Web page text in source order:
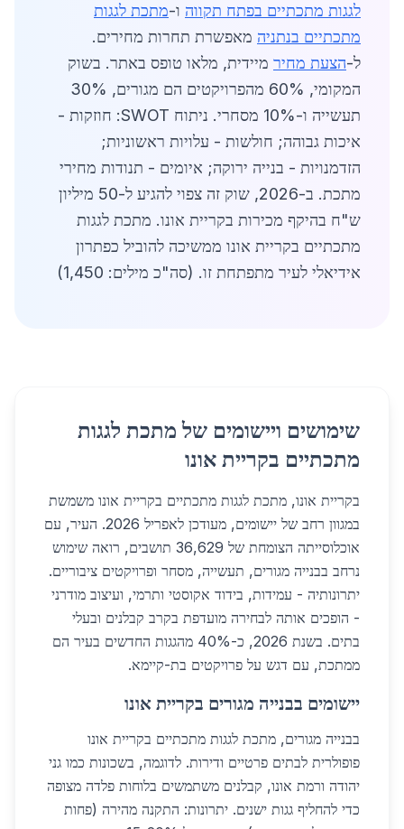
לגגות מתכתיים בפתח תקווה ו-מתכת לגגות
מתכתיים בנתניה מאפשרת תחרות מחירים.
ל-הצעת מחיר מיידית, מלאו טופס באתר. בשוק
המקומי, 60% מהפרויקטים הם מגורים, 30%
תעשייה ו-10% מסחרי. ניתוח SWOT: חוזקות -
איכות גבוהה; חולשות - עלויות ראשוניות;
הזדמנויות - בנייה ירוקה; איומים - תנודות מחירי
מתכת. ב-2026, שוק זה צפוי להגיע ל-50 מיליון
ש"ח בהיקף מכירות בקריית אונו. מתכת לגגות
מתכתיים בקריית אונו ממשיכה להוביל כפתרון
אידיאלי לעיר מתפתחת זו. (סה"כ מילים: 1,450)
שימושים ויישומים של מתכת לגגות
מתכתיים בקריית אונו
בקריית אונו, מתכת לגגות מתכתיים בקריית אונו משמשת
במגוון רחב של יישומים, מעודכן לאפריל 2026. העיר, עם
אוכלוסייתה הצומחת של 36,629 תושבים, רואה שימוש
נרחב בבנייה מגורים, תעשייה, מסחר ופרויקטים ציבוריים.
יתרונותיה - עמידות, בידוד אקוסטי ותרמי, ועיצוב מודרני
- הופכים אותה לבחירה מועדפת בקרב קבלנים ובעלי
בתים. בשנת 2026, כ-40% מהגגות החדשים בעיר הם
ממתכת, עם דגש על פרויקטים בת-קיימא.
יישומים בבנייה מגורים בקריית אונו
בבנייה מגורים, מתכת לגגות מתכתיים בקריית אונו
פופולרית לבתים פרטיים ודירות. לדוגמה, בשכונות כמו גני
יהודה ורמת אונו, קבלנים משתמשים בלוחות פלדה מצופה
כדי להחליף גגות ישנים. יתרונות: התקנה מהירה (פחות